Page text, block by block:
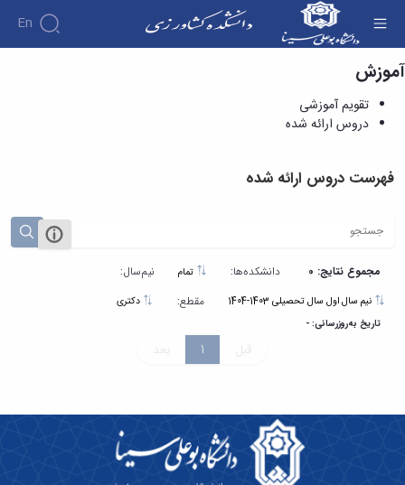
En
دروس ارائه شده - دانشکده کشاورزی
آموزش
تقویم آموزشی
دروس ارائه شده
فهرست دروس ارائه شده
مجموع نتایج: 0 دانشکده‌ها: نیم‌سال:
مقطع: دکتری
تاریخ به‌روزرسانی: -
قبل 1 بعد